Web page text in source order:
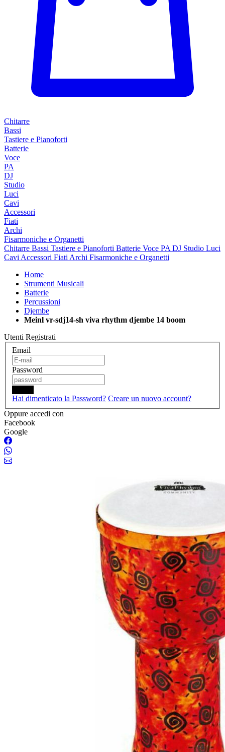
Chitarre
Bassi
Tastiere e Pianoforti
Batterie
Voce
PA
DJ
Studio
Luci
Cavi
Accessori
Fiati
Archi
Fisarmoniche e Organetti
Chitarre Bassi Tastiere e Pianoforti Batterie Voce PA DJ Studio Luci
Cavi Accessori Fiati Archi Fisarmoniche e Organetti
Home
Strumenti Musicali
Batterie
Percussioni
Djembe
Meinl vr-sdj14-sh viva rhythm djembe 14 boom
Utenti Registrati
Email
Password
Hai dimenticato la Password? Creare un nuovo account?
Oppure accedi con
Facebook
Google